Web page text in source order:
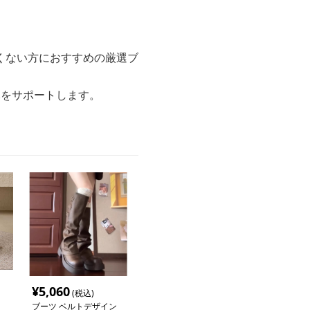
い方におすすめの厳選ブ
サポートします。
¥5,060(税込)
ブーツ ベルトデザイン